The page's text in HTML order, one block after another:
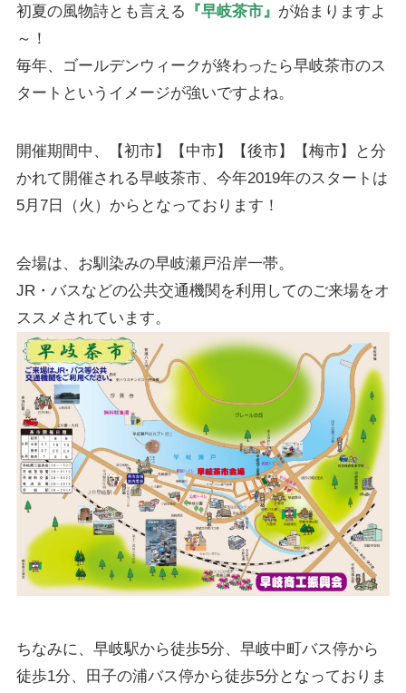
初夏の風物詩とも言える
『早岐茶市』 が始まりますよ
～！
毎年、ゴールデンウィークが終わったら早岐茶市のス
タートというイメージが強いですよね。
開催期間中、【初市】【中市】【後市】【梅市】と分
かれて開催される早岐茶市、今年2019年のスタートは
5月7日（火）からとなっております！
会場は、お馴染みの早岐瀬戸沿岸一帯。
JR・バスなどの公共交通機関を利用してのご来場をオ
ススメされています。
ちなみに、早岐駅から徒歩5分、早岐中町バス停から
徒歩1分、田子の浦バス停から徒歩5分となっておりま